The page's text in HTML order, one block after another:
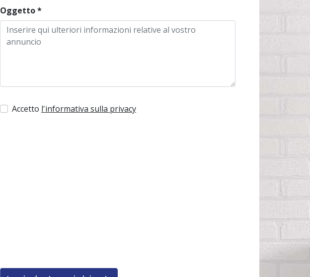
Oggetto*
Accetto l'informativa sulla privacy